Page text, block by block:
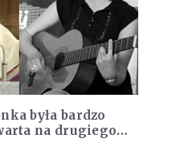
była bardzo
na drugiego